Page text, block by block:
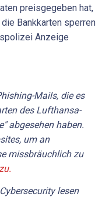
preisgegeben hat,
Bankkarten sperren
Anzeige
Mails, die es
des Lufthansa-
abgesehen haben.
um an
missbräuchlich zu
lesen